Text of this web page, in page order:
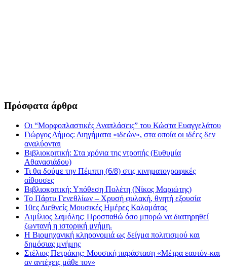
Πρόσφατα άρθρα
Οι “Μορφοπλαστικές Αναπλάσεις” του Κώστα Ευαγγελάτου
Γιώργος Δήμος: Διηγήματα «ιδεών», στα οποία οι ιδέες δεν
αναλύονται
Βιβλιοκριτική: Στα χρόνια της ντροπής (Ευθυμία
Αθανασιάδου)
Τι θα δούμε την Πέμπτη (6/8) στις κινηματογραφικές
αίθουσες
Βιβλιοκριτική: Υπόθεση Πολέτη (Νίκος Μαριώτης)
Το Πάρτυ Γενεθλίων – Χρυσή φυλακή, θνητή εξουσία
10ες Διεθνείς Μουσικές Ημέρες Καλαμάτας
Αιμίλιος Σαμόλης: Προσπαθώ όσο μπορώ να διατηρηθεί
ζωντανή η ιστορική μνήμη.
Η Βιομηχανική κληρονομιά ως δείγμα πολιτισμού και
δημόσιας μνήμης
Στέλιος Πετράκης: Μουσική παράσταση «Μέτρα εαυτόν-και
αν αντέχεις μάθε τον»